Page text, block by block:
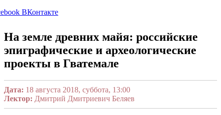
ВКонтакте
На земле древних майя: российские
эпиграфические и археологические
проекты в Гватемале
Дата: 18 августа 2018, суббота, 13:00
Лектор: Дмитрий Дмитриевич Беляев